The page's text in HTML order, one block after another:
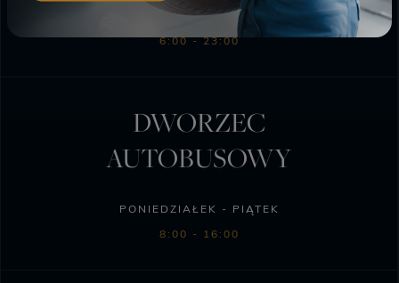
PONIEDZIAŁEK - SOBOTA
6:00 - 23:00
DWORZEC
AUTOBUSOWY
PONIEDZIAŁEK - PIĄTEK
8:00 - 16:00